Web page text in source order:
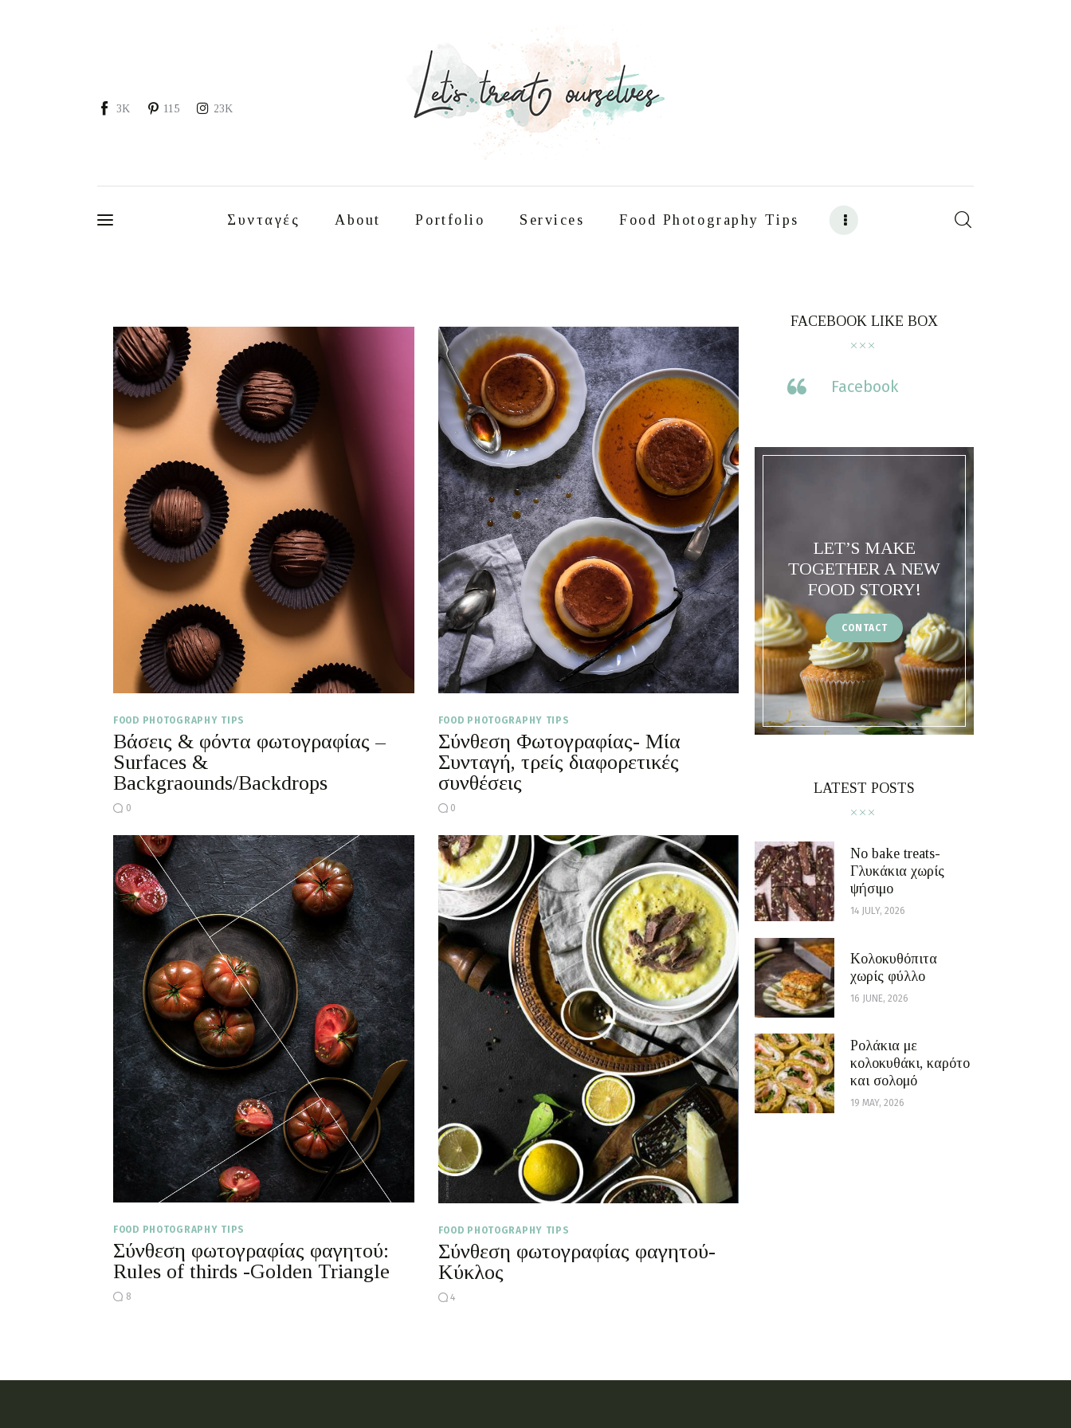
3K 115 23K
Συνταγές About Portfolio Services Food Photography Tips
FOOD PHOTOGRAPHY TIPS
Βάσεις & φόντα φωτογραφίας –
Surfaces &
Backgraounds/Backdrops
0
FOOD PHOTOGRAPHY TIPS
Σύνθεση Φωτογραφίας- Μία
Συνταγή, τρείς διαφορετικές
συνθέσεις
0
FOOD PHOTOGRAPHY TIPS
Σύνθεση φωτογραφίας φαγητού:
Rules of thirds -Golden Triangle
8
FOOD PHOTOGRAPHY TIPS
Σύνθεση φωτογραφίας φαγητού-
Κύκλος
4
FACEBOOK LIKE BOX
Facebook
LET’S MAKE
TOGETHER A NEW
FOOD STORY!
CONTACT
LATEST POSTS
No bake treats-
Γλυκάκια χωρίς
ψήσιμο
14 JULY, 2026
Κολοκυθόπιτα
χωρίς φύλλο
16 JUNE, 2026
Ρολάκια με
κολοκυθάκι, καρότο
και σολομό
19 MAY, 2026